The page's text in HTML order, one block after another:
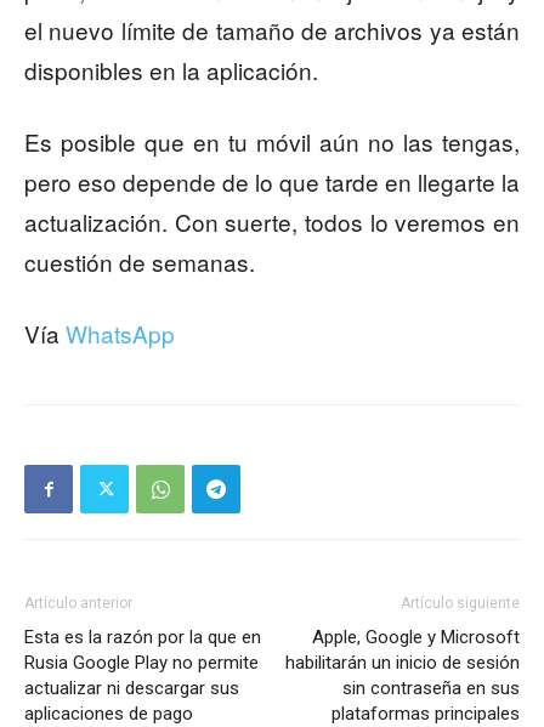
el nuevo límite de tamaño de archivos ya están
disponibles en la aplicación.
Es posible que en tu móvil aún no las tengas,
pero eso depende de lo que tarde en llegarte la
actualización. Con suerte, todos lo veremos en
cuestión de semanas.
Vía WhatsApp
Artículo anterior
Esta es la razón por la que en
Rusia Google Play no permite
actualizar ni descargar sus
aplicaciones de pago
Artículo siguiente
Apple, Google y Microsoft
habilitarán un inicio de sesión
sin contraseña en sus
plataformas principales